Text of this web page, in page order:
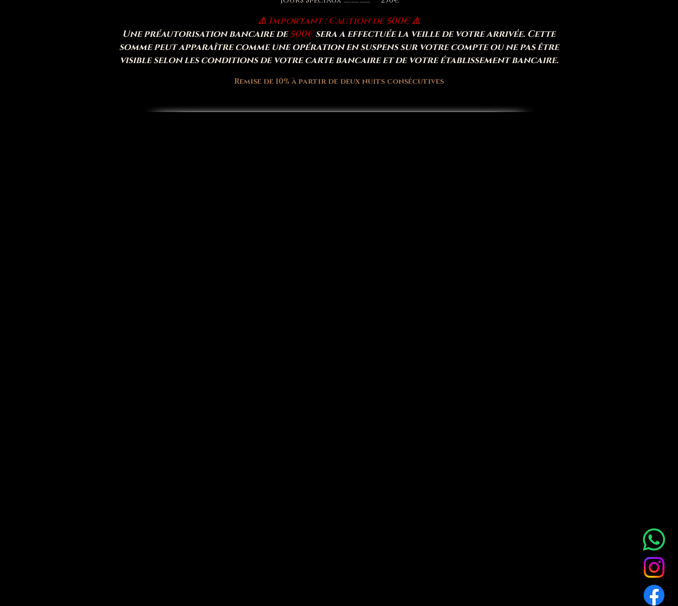
⚠️ Important : Caution de 500€⚠️
Une préautorisation bancaire de500€ sera a effectuée la veille de votre arrivée. Cette
somme peut apparaître comme une opération en suspens sur votre compte ou ne pas être
visible selon les conditions de votre carte bancaire et de votre établissement bancaire.
Remise de 10% à partir de deux nuits consécutives